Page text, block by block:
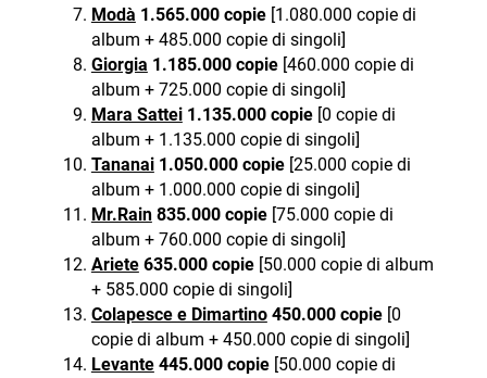
Modà 1.565.000 copie [1.080.000 copie di
album + 485.000 copie di singoli]
Giorgia 1.185.000 copie[460.000 copie di
album + 725.000 copie di singoli]
Mara Sattei 1.135.000 copie [0 copie di
album + 1.135.000 copie di singoli]
Tananai1.050.000 copie [25.000 copie di
album + 1.000.000 copie di singoli]
Mr.Rain835.000 copie [75.000 copie di
album + 760.000 copie di singoli]
Ariete635.000 copie [50.000 copie di album
+ 585.000 copie di singoli]
Colapesce e Dimartino450.000 copie[0
copie di album + 450.000 copie di singoli]
Levante445.000 copie [50.000 copie di